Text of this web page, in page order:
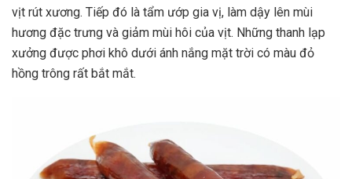
vịt rút xương. Tiếp đó là tẩm ướp gia vị, làm dậy lên mùi
hương đặc trưng và giảm mùi hôi của vịt. Những thanh lạp
xưởng được phơi khô dưới ánh nắng mặt trời có màu đỏ
hồng trông rất bắt mắt.